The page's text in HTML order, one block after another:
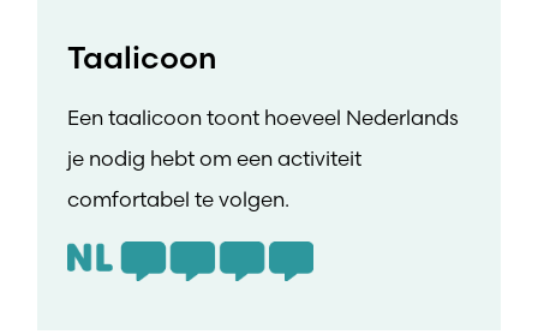
Taalicoon
Een taalicoon toont hoeveel Nederlands
je nodig hebt om een activiteit
comfortabel te volgen.